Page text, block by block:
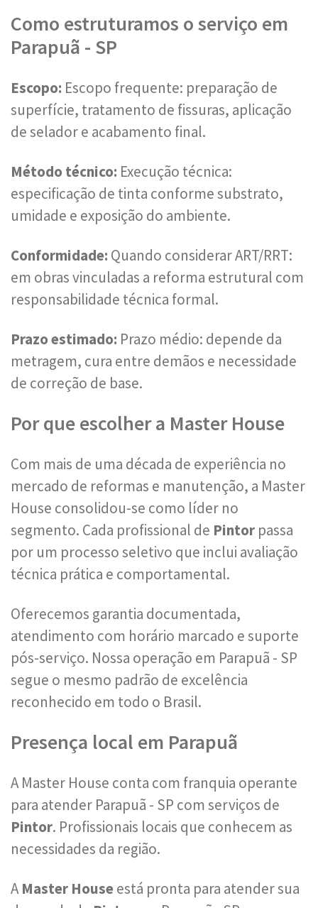
Como estruturamos o serviço em
Parapuã - SP
Escopo: Escopo frequente: preparação de
superfície, tratamento de fissuras, aplicação
de selador e acabamento final.
Método técnico: Execução técnica:
especificação de tinta conforme substrato,
umidade e exposição do ambiente.
Conformidade: Quando considerar ART/RRT:
em obras vinculadas a reforma estrutural com
responsabilidade técnica formal.
Prazo estimado: Prazo médio: depende da
metragem, cura entre demãos e necessidade
de correção de base.
Por que escolher a Master House
Com mais de uma década de experiência no
mercado de reformas e manutenção, a Master
House consolidou-se como líder no
segmento. Cada profissional de Pintor passa
por um processo seletivo que inclui avaliação
técnica prática e comportamental.
Oferecemos garantia documentada,
atendimento com horário marcado e suporte
pós-serviço. Nossa operação em Parapuã - SP
segue o mesmo padrão de excelência
reconhecido em todo o Brasil.
Presença local em Parapuã
A Master House conta com franquia operante
para atender Parapuã - SP com serviços de
Pintor. Profissionais locais que conhecem as
necessidades da região.
AMaster House está pronta para atender sua